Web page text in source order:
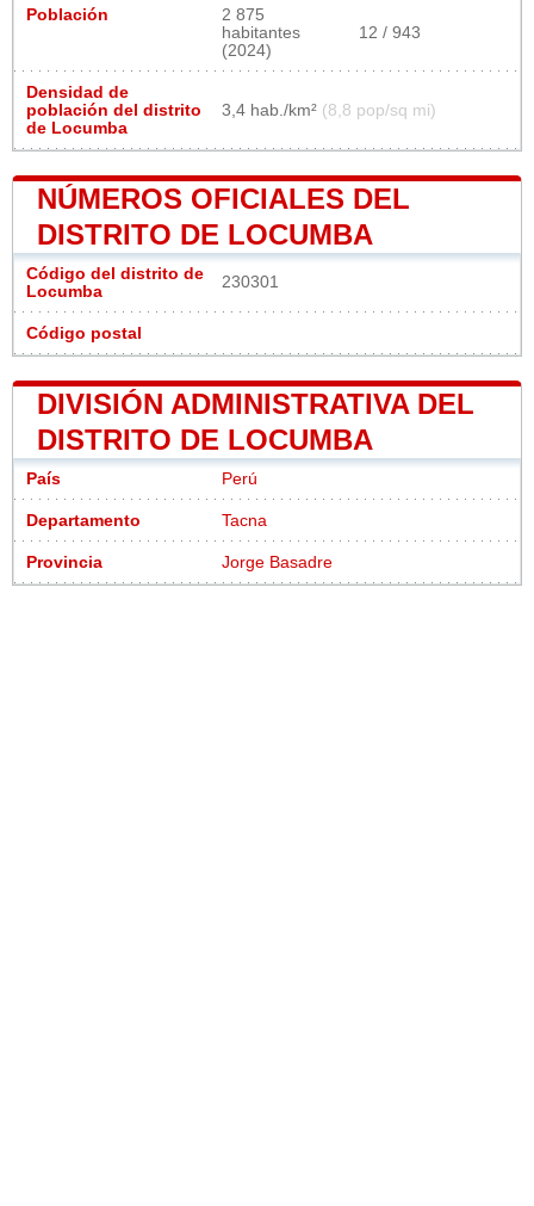
Población
2 875
habitantes
(2024)
12 / 943
Densidad de
población del distrito
de Locumba
3,4 hab./km² (8,8 pop/sq mi)
NÚMEROS OFICIALES DEL
DISTRITO DE LOCUMBA
Código del distrito de
Locumba
230301
Código postal
DIVISIÓN ADMINISTRATIVA DEL
DISTRITO DE LOCUMBA
País Perú
Departamento Tacna
Provincia Jorge Basadre